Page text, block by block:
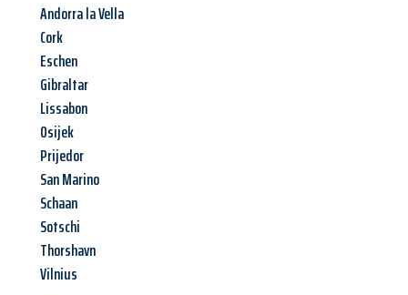
Andorra la Vella
Cork
Eschen
Gibraltar
Lissabon
Osijek
Prijedor
San Marino
Schaan
Sotschi
Thorshavn
Vilnius